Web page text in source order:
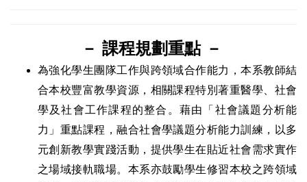
－ 課程規劃重點 －
為強化學生團隊工作與跨領域合作能力，本系教師結
合本校豐富教學資源， 相關課程特別著重醫學、社會
學及社會工作課程的整合。藉由
「社會議題分析能
力 」重點課程，融合社會學議題分析能力訓練，以多
元創新教學實踐活動，提供學生在貼近社會需求實作
之場域接軌職場。本系亦鼓勵學生修習本校之跨領域